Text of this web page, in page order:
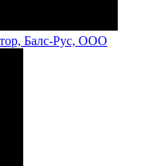
Балс-Рус, ООО